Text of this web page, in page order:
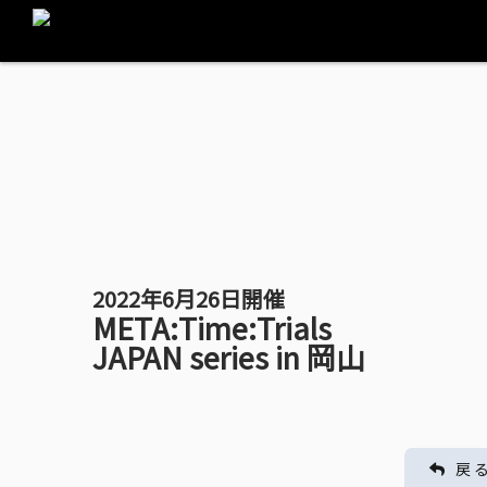
2022年6月26日開催
META:Time:Trials
JAPAN series in 岡山
戻